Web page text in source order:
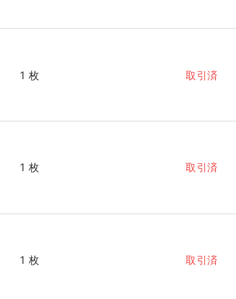
1 枚 取引済
1 枚 取引済
1 枚 取引済